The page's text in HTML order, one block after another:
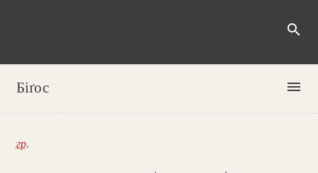
search
Біґос menu
гр.